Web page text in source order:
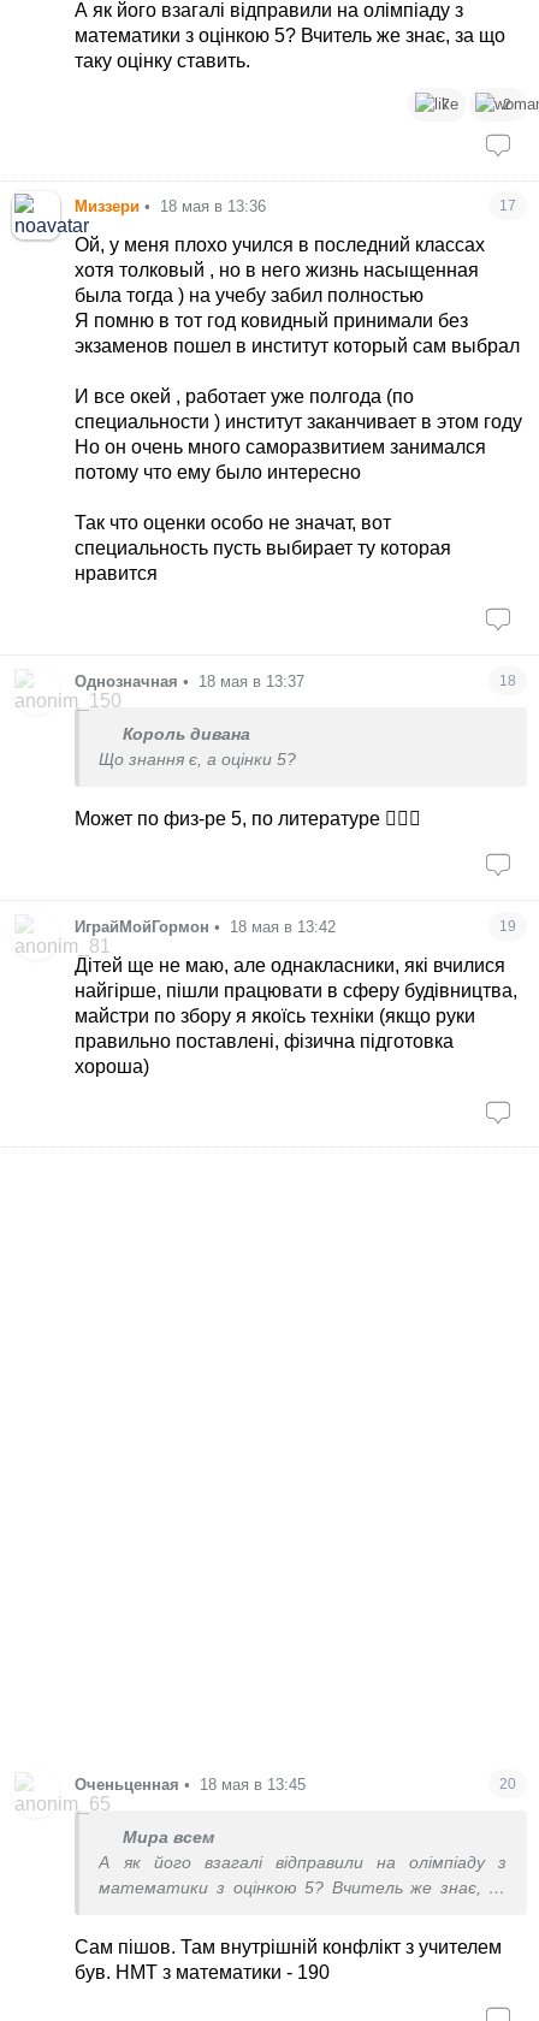
А як його взагалі відправили на олімпіаду з
математики з оцінкою 5? Вчитель же знає, за що
таку оцінку ставить.
7 2
Миззери • 18 мая в 13:36 17
Ой, у меня плохо учился в последний классах
хотя толковый , но в него жизнь насыщенная
была тогда ) на учебу забил полностью
Я помню в тот год ковидный принимали без
экзаменов пошел в институт который сам выбрал
И все окей , работает уже полгода (по
специальности ) институт заканчивает в этом году
Но он очень много саморазвитием занимался
потому что ему было интересно
Так что оценки особо не значат, вот
специальность пусть выбирает ту которая
нравится
Однозначная • 18 мая в 13:37 18
Король дивана
Що знання є, а оцінки 5?
Может по физ-ре 5, по литературе 🤷🏻‍♀️
ИграйМойГормон • 18 мая в 13:42 19
Дітей ще не маю, але однакласники, які вчилися
найгірше, пішли працювати в сферу будівництва,
майстри по збору я якоїсь техніки (якщо руки
правильно поставлені, фізична підготовка
хороша)
Оченьценная • 18 мая в 13:45 20
Мира всем
А як його взагалі відправили на олімпіаду з
математики з оцінкою 5? Вчитель же знає, за
Сам пішов. Там внутрішній конфлікт з учителем
був. НМТ з математики - 190